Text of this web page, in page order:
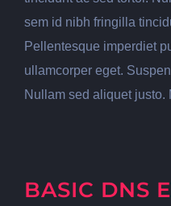
sem id nibh fringilla
Pellentesque imperdiet
ullamcorper eget.
Nullam sed aliquet justo.
BASIC DNS